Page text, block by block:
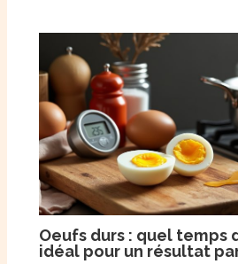
Oeufs durs : quel temps
idéal pour un résultat